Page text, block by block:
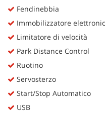
Fendinebbia
Immobilizzatore
Limitatore di velocità
Park Distance Control
Ruotino
Servosterzo
Start/Stop Automatico
USB
modificare
le
tue
scelte
in
qualsiasi